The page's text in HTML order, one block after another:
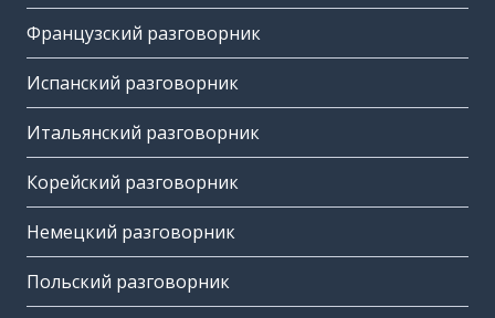
Французский разговорник
Испанский разговорник
Итальянский разговорник
Корейский разговорник
Немецкий разговорник
Польский разговорник